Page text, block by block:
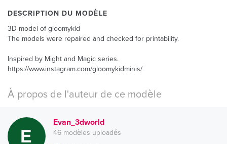
DESCRIPTION DU MODÈLE
3D model of gloomykid
The models were repaired and checked for printability.
Inspired by Might and Magic series.
https://www.instagram.com/gloomykidminis/
À propos de l'auteur de ce modèle
Evan_3dworld
46 modèles uploadés